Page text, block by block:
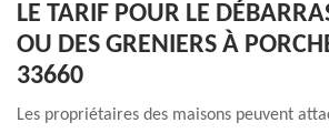
LE TARIF POUR LE
OU DES GRENIERS À
33660
Les propriétaires des maisons peuvent